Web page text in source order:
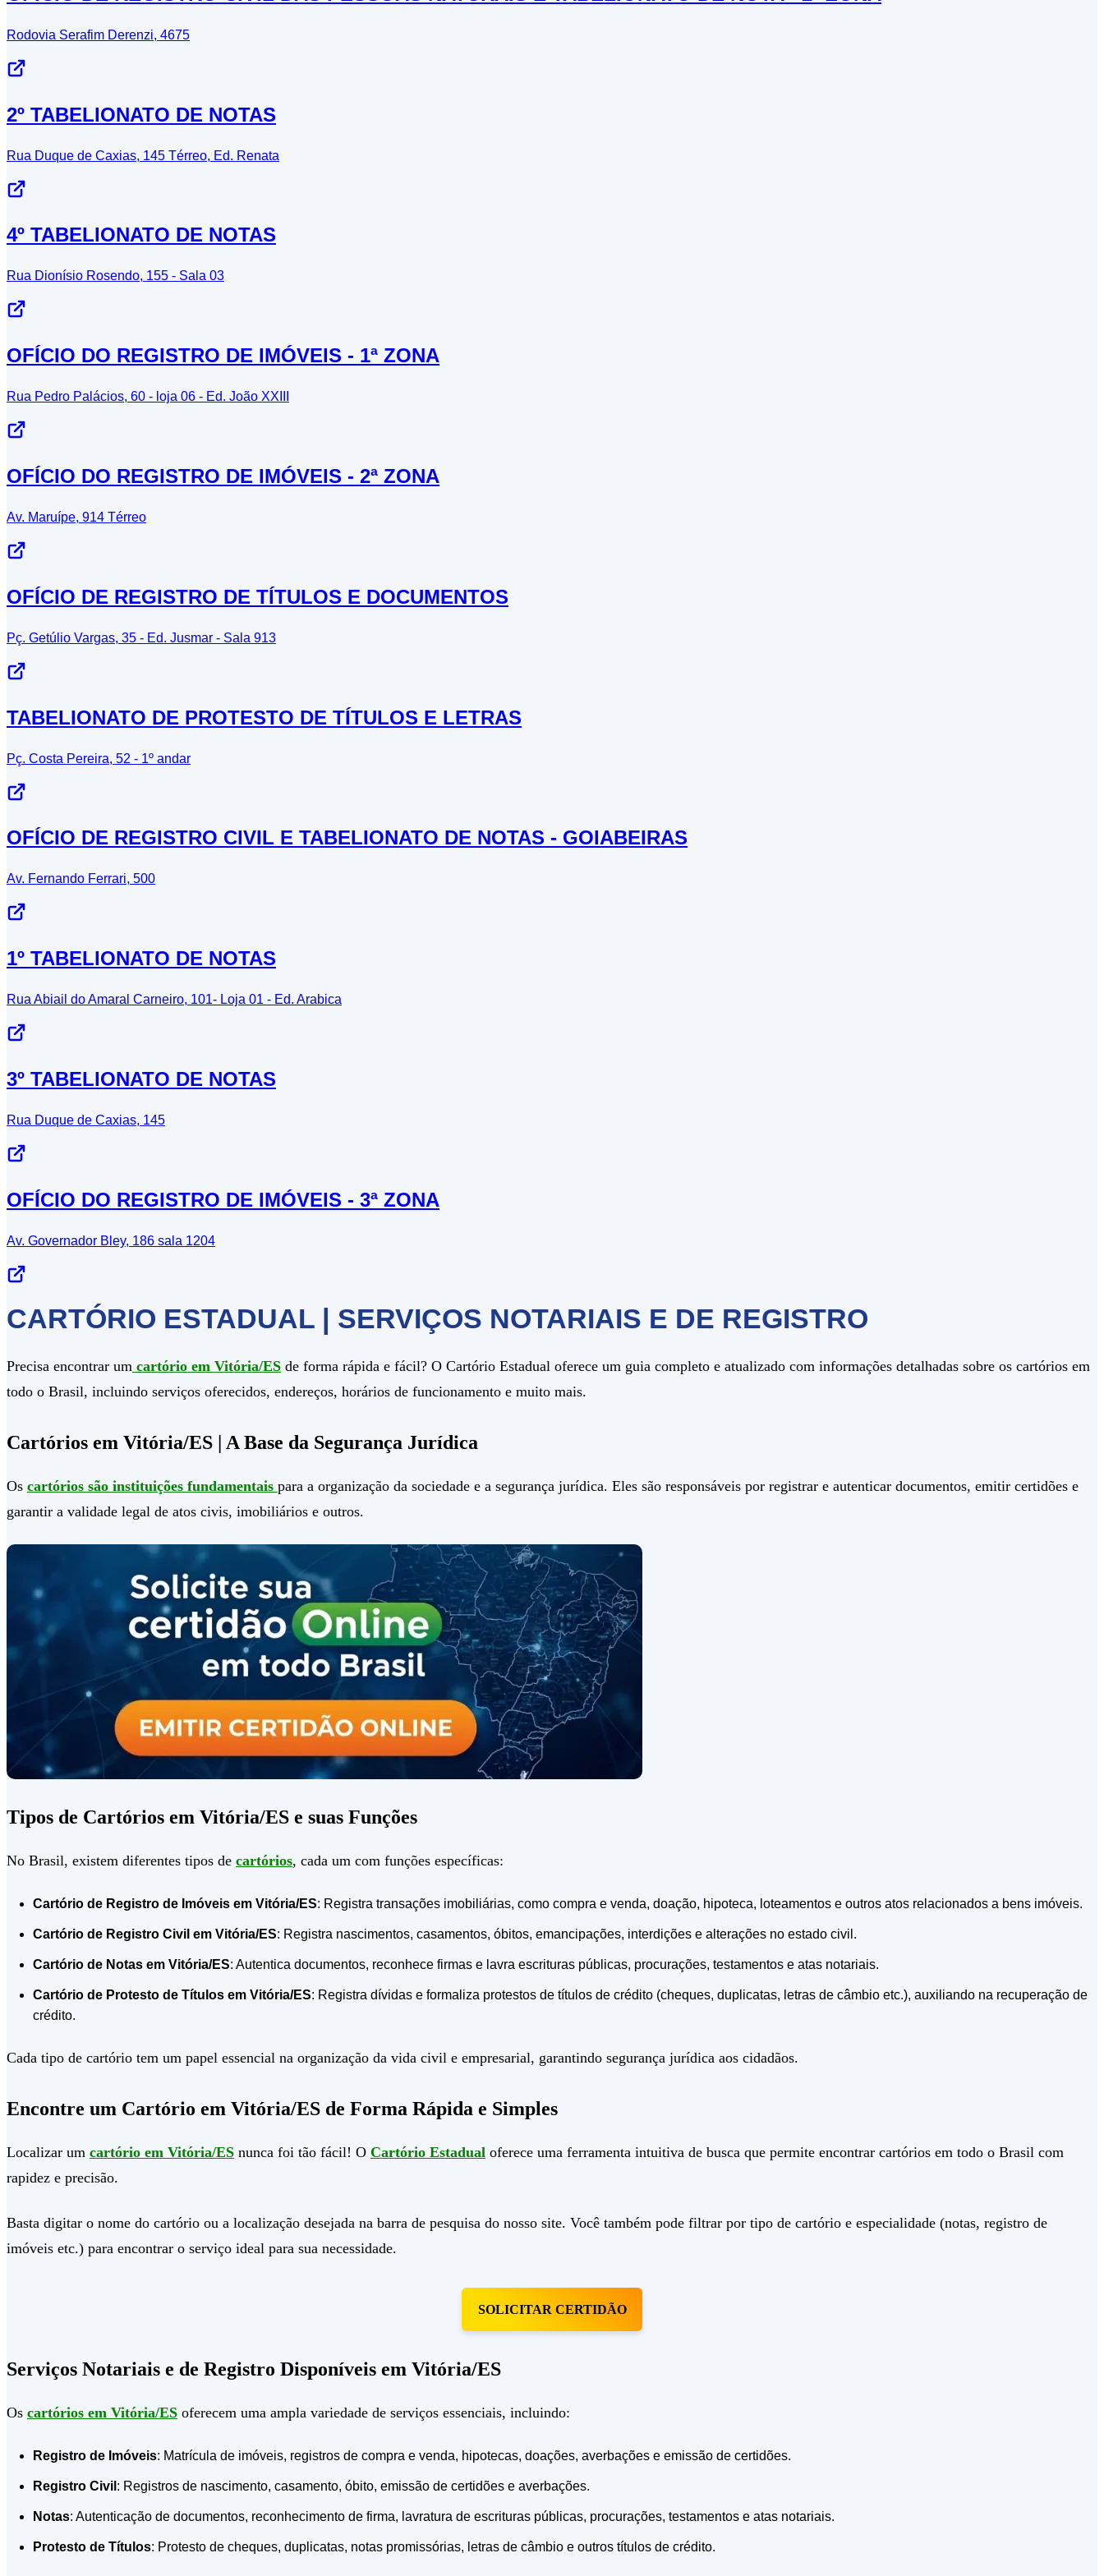
Rodovia Serafim Derenzi, 4675
2º TABELIONATO DE NOTAS
Rua Duque de Caxias, 145 Térreo, Ed. Renata
4º TABELIONATO DE NOTAS
Rua Dionísio Rosendo, 155 - Sala 03
OFÍCIO DO REGISTRO DE IMÓVEIS - 1ª ZONA
Rua Pedro Palácios, 60 - loja 06 - Ed. João XXIII
OFÍCIO DO REGISTRO DE IMÓVEIS - 2ª ZONA
Av. Maruípe, 914 Térreo
OFÍCIO DE REGISTRO DE TÍTULOS E DOCUMENTOS
Pç. Getúlio Vargas, 35 - Ed. Jusmar - Sala 913
TABELIONATO DE PROTESTO DE TÍTULOS E LETRAS
Pç. Costa Pereira, 52 - 1º andar
OFÍCIO DE REGISTRO CIVIL E TABELIONATO DE NOTAS - GOIABEIRAS
Av. Fernando Ferrari, 500
1º TABELIONATO DE NOTAS
Rua Abiail do Amaral Carneiro, 101- Loja 01 - Ed. Arabica
3º TABELIONATO DE NOTAS
Rua Duque de Caxias, 145
OFÍCIO DO REGISTRO DE IMÓVEIS - 3ª ZONA
Av. Governador Bley, 186 sala 1204
CARTÓRIO ESTADUAL | SERVIÇOS NOTARIAIS E DE REGISTRO
Precisa encontrar um cartório em Vitória/ES de forma rápida e fácil? O Cartório Estadual oferece um guia completo e atualizado com informações detalhadas sobre os cartórios em
todo o Brasil, incluindo serviços oferecidos, endereços, horários de funcionamento e muito mais.
Cartórios em Vitória/ES | A Base da Segurança Jurídica
Os cartórios são instituições fundamentais para a organização da sociedade e a segurança jurídica. Eles são responsáveis por registrar e autenticar documentos, emitir certidões e
garantir a validade legal de atos civis, imobiliários e outros.
Tipos de Cartórios em Vitória/ES e suas Funções
No Brasil, existem diferentes tipos de cartórios, cada um com funções específicas:
Cartório de Registro de Imóveis em Vitória/ES: Registra transações imobiliárias, como compra e venda, doação, hipoteca, loteamentos e outros atos relacionados a bens imóveis.
Cartório de Registro Civil em Vitória/ES: Registra nascimentos, casamentos, óbitos, emancipações, interdições e alterações no estado civil.
Cartório de Notas em Vitória/ES: Autentica documentos, reconhece firmas e lavra escrituras públicas, procurações, testamentos e atas notariais.
Cartório de Protesto de Títulos em Vitória/ES: Registra dívidas e formaliza protestos de títulos de crédito (cheques, duplicatas, letras de câmbio etc.), auxiliando na recuperação de
crédito.
Cada tipo de cartório tem um papel essencial na organização da vida civil e empresarial, garantindo segurança jurídica aos cidadãos.
Encontre um Cartório em Vitória/ES de Forma Rápida e Simples
Localizar um cartório em Vitória/ES nunca foi tão fácil! O Cartório Estadual oferece uma ferramenta intuitiva de busca que permite encontrar cartórios em todo o Brasil com
rapidez e precisão.
Basta digitar o nome do cartório ou a localização desejada na barra de pesquisa do nosso site. Você também pode filtrar por tipo de cartório e especialidade (notas, registro de
imóveis etc.) para encontrar o serviço ideal para sua necessidade.
SOLICITAR CERTIDÃO
Serviços Notariais e de Registro Disponíveis em Vitória/ES
Os cartórios em Vitória/ES oferecem uma ampla variedade de serviços essenciais, incluindo:
Registro de Imóveis: Matrícula de imóveis, registros de compra e venda, hipotecas, doações, averbações e emissão de certidões.
Registro Civil : Registros de nascimento, casamento, óbito, emissão de certidões e averbações.
Notas: Autenticação de documentos, reconhecimento de firma, lavratura de escrituras públicas, procurações, testamentos e atas notariais.
Protesto de Títulos: Protesto de cheques, duplicatas, notas promissórias, letras de câmbio e outros títulos de crédito.